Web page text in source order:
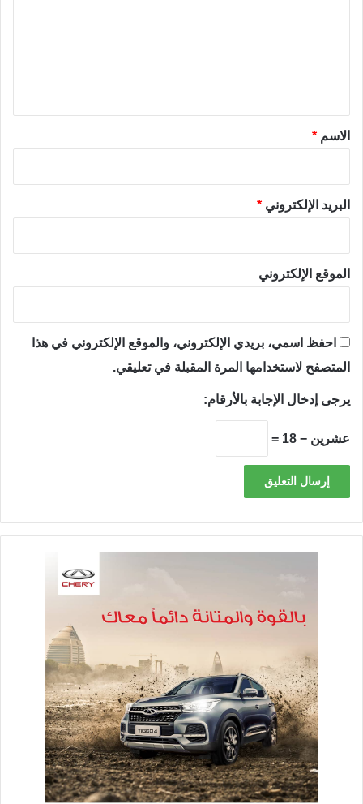
*الاسم *
البريد الإلكتروني *
الموقع الإلكتروني
احفظ اسمي، بريدي الإلكتروني، والموقع الإلكتروني في هذا
المتصفح لاستخدامها المرة المقبلة في تعليقي.
يرجى إدخال الإجابة بالأرقام:
عشرين − 18 =